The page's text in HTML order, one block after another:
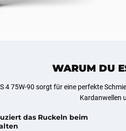
WARUM DU
4 75W-90 sorgt für eine perfekte
Kardanwellen
das Ruckeln beim